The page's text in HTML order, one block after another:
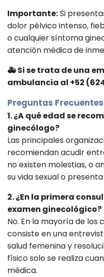
Importante:Si
dolor pélvico intenso,
o cualquier síntoma
atención médica de
🚑 Si se trata de una
ambulancia al +52
Preguntas
1. ¿A qué edad se
ginecólogo?
Las principales
recomiendan acudir
no existen molestias, o
su vida sexual o
2. ¿En la primera
examen ginecológico?
No. En la mayoría de los
consiste en una
salud femenina y
físico solo se realiza
médica.